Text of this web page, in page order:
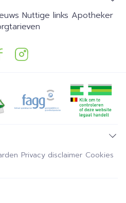
Nuttige links Apotheker
Privacy disclaimer Cookies